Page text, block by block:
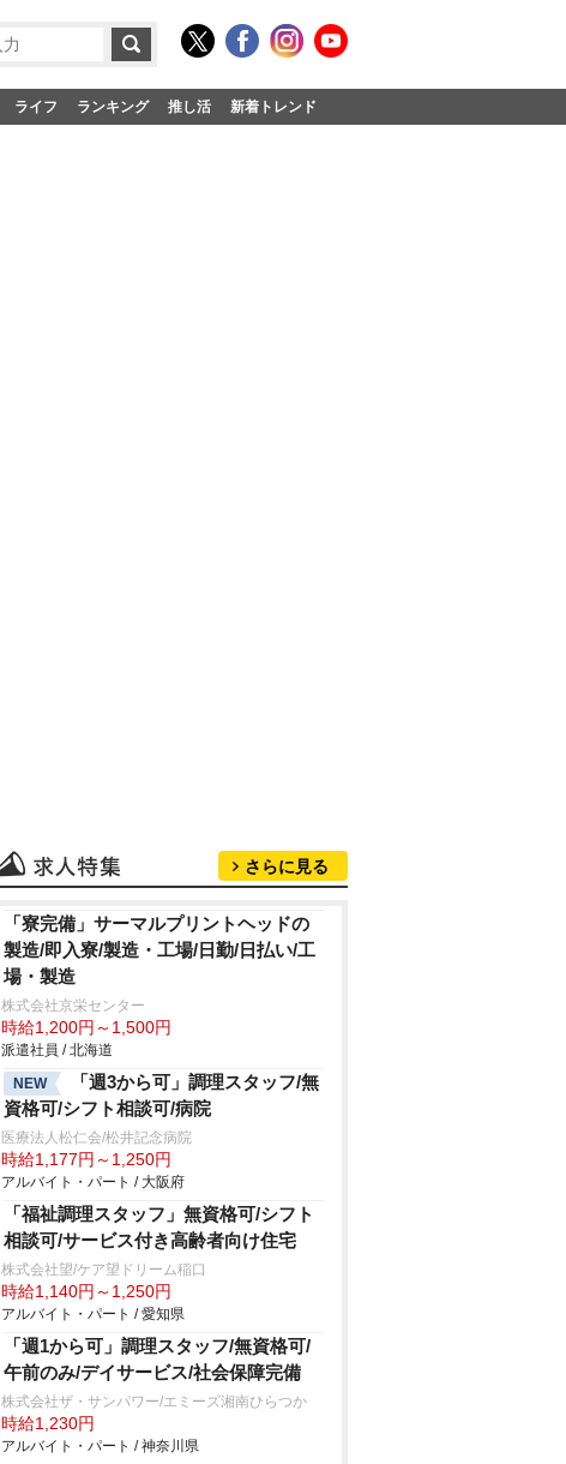
ライフ ランキング 推し活 新着トレンド
さらに見る
「寮完備」サーマルプリントヘッドの
製造/即入寮/製造・工場/日勤/日払い/工
場・製造
株式会社京栄センター
時給1,200円～1,500円
派遣社員 / 北海道
NEW
「週3から可」調理スタッフ/無
資格可/シフト相談可/病院
医療法人松仁会/松井記念病院
時給1,177円～1,250円
アルバイト・パート / 大阪府
「福祉調理スタッフ」無資格可/シフト
相談可/サービス付き高齢者向け住宅
株式会社望/ケア望ドリーム稲口
時給1,140円～1,250円
アルバイト・パート / 愛知県
「週1から可」調理スタッフ/無資格可/
午前のみ/デイサービス/社会保障完備
株式会社ザ・サンパワー/エミーズ湘南ひらつか
時給1,230円
アルバイト・パート / 神奈川県